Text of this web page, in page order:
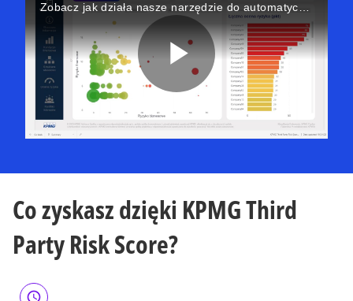
Zobacz jak działa nasze narzędzie do automatycznej oceny ryzyka kontrahentów
P
l
a
Co zyskasz dzięki KPMG Third
Party Risk Score?